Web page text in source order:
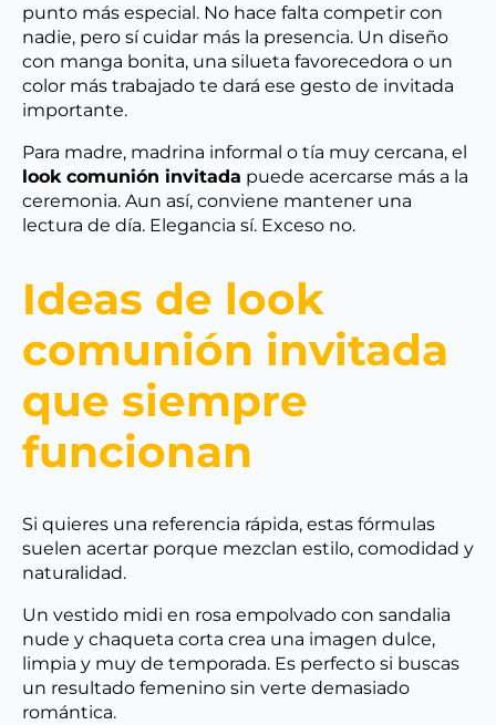
punto más especial. No hace falta competir con
nadie, pero sí cuidar más la presencia. Un diseño
con manga bonita, una silueta favorecedora o un
color más trabajado te dará ese gesto de invitada
importante.
Para madre, madrina informal o tía muy cercana, el
look comunión invitada puede acercarse más a la
ceremonia. Aun así, conviene mantener una
lectura de día. Elegancia sí. Exceso no.
Ideas de look
comunión invitada
que siempre
funcionan
Si quieres una referencia rápida, estas fórmulas
suelen acertar porque mezclan estilo, comodidad y
naturalidad.
Un vestido midi en rosa empolvado con sandalia
nude y chaqueta corta crea una imagen dulce,
limpia y muy de temporada. Es perfecto si buscas
un resultado femenino sin verte demasiado
romántica.